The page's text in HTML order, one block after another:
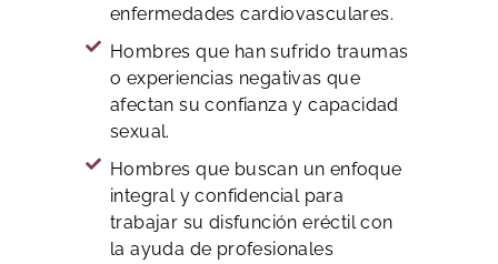
enfermedades cardiovasculares.
Hombres que han sufrido traumas
o experiencias negativas que
afectan su confianza y capacidad
sexual.
Hombres que buscan un enfoque
integral y confidencial para
trabajar su disfunción eréctil con
la ayuda de profesionales